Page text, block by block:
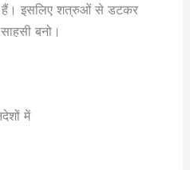
हैं। इसलिए शत्रुओं से डटकर
बनो।
में